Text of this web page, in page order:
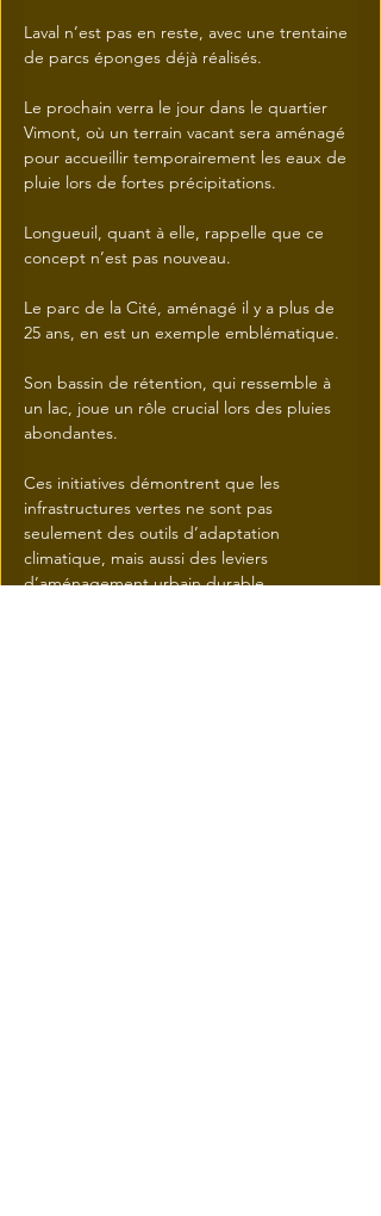
Laval n’est pas en reste, avec une trentaine
de parcs éponges déjà réalisés.
Le prochain verra le jour dans le quartier
Vimont, où un terrain vacant sera aménagé
pour accueillir temporairement les eaux de
pluie lors de fortes précipitations.
Longueuil, quant à elle, rappelle que ce
concept n’est pas nouveau.
Le parc de la Cité, aménagé il y a plus de
25 ans, en est un exemple emblématique.
Son bassin de rétention, qui ressemble à
un lac, joue un rôle crucial lors des pluies
abondantes.
Ces initiatives démontrent que les
infrastructures vertes ne sont pas
seulement des outils d’adaptation
climatique, mais aussi des leviers
d’aménagement urbain durable.